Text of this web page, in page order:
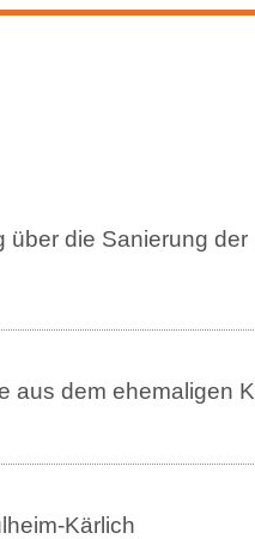
die Sanierung
aus dem ehemaligen
Kärlich